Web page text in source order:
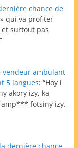
chance de
qui va profiter
et surtout pas
”
vendeur ambulant
5 langues: “Hoy i
akory izy, ka
fotsiny izy.